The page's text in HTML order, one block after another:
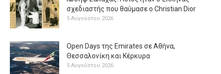
σχεδιαστής που θαύμασε ο Christian Dior
5 Αυγούστου 2026
Open Days της Emirates σε Αθήνα,
Θεσσαλονίκη και Κέρκυρα
5 Αυγούστου 2026